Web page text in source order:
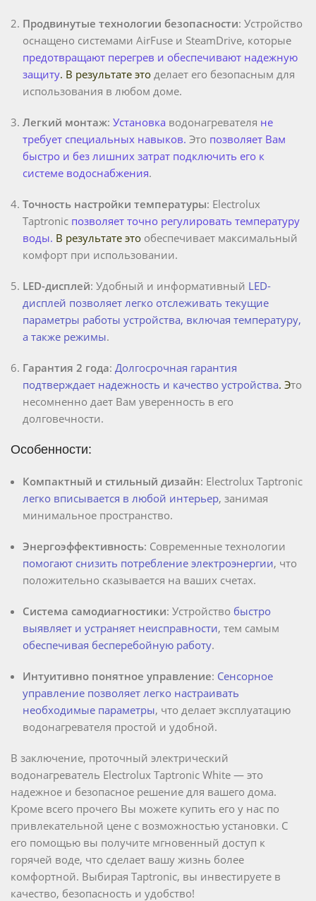
Продвинутые технологии безопасности: Устройство
оснащено системами AirFuse и SteamDrive, которые
предотвращают перегрев и обеспечивают надежную
защиту. В результате это делает его безопасным для
использования в любом доме.
Легкий монтаж: Установка водонагревателя не
требует специальных навыков. Это позволяет Вам
быстро и без лишних затрат подключить его к
системе водоснабжения.
Точность настройки температуры: Electrolux
Taptronic позволяет точно регулировать температуру
воды. В результате это обеспечивает максимальный
комфорт при использовании.
LED-дисплей: Удобный и информативный LED-
дисплей позволяет легко отслеживать текущие
параметры работы устройства, включая температуру,
а также режимы.
Гарантия 2 года: Долгосрочная гарантия
подтверждает надежность и качество устройства. Это
несомненно дает Вам уверенность в его
долговечности.
Особенности:
Компактный и стильный дизайн: Electrolux Taptronic
легко вписывается в любой интерьер, занимая
минимальное пространство.
Энергоэффективность: Современные технологии
помогают снизить потребление электроэнергии, что
положительно сказывается на ваших счетах.
Система самодиагностики: Устройство быстро
выявляет и устраняет неисправности, тем самым
обеспечивая бесперебойную работу.
Интуитивно понятное управление: Сенсорное
управление позволяет легко настраивать
необходимые параметры, что делает эксплуатацию
водонагревателя простой и удобной.
В заключение, проточный электрический
водонагреватель Electrolux Taptronic White — это
надежное и безопасное решение для вашего дома.
Кроме всего прочего Вы можете купить его у нас по
привлекательной цене с возможностью установки. С
его помощью вы получите мгновенный доступ к
горячей воде, что сделает вашу жизнь более
комфортной. Выбирая Taptronic, вы инвестируете в
качество, безопасность и удобство!